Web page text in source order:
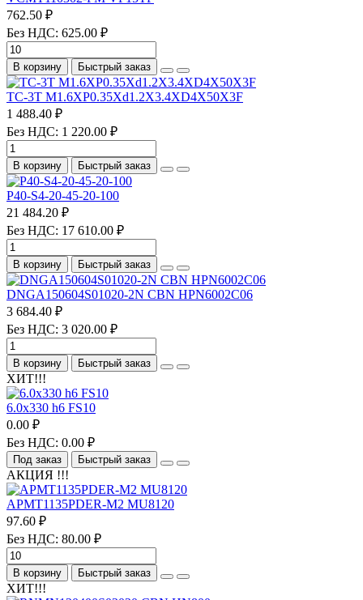
762.50 ₽
Без НДС: 625.00 ₽
В корзину Быстрый заказ
TC-3T M1.6XP0.35Xd1.2X3.4XD4X50X3F
1 488.40 ₽
Без НДС: 1 220.00 ₽
В корзину Быстрый заказ
P40-S4-20-45-20-100
21 484.20 ₽
Без НДС: 17 610.00 ₽
В корзину Быстрый заказ
DNGA150604S01020-2N CBN HPN6002C06
3 684.40 ₽
Без НДС: 3 020.00 ₽
В корзину Быстрый заказ
ХИТ!!!
6.0х330 h6 FS10
0.00 ₽
Без НДС: 0.00 ₽
Под заказ Быстрый заказ
АКЦИЯ !!!
APMT1135PDER-M2 MU8120
97.60 ₽
Без НДС: 80.00 ₽
В корзину Быстрый заказ
ХИТ!!!